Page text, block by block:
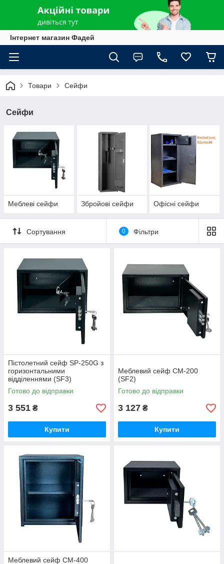
Інтернет магазин Фадей
Товари Сейфи
Сейфи
Меблеві сейфи Збройові сейфи Офісні сейфи
Сортування 0 Фільтри
Пістолетний сейф SP-250G з
горизонтальними
відділеннями (SF3)
Готово до відправки
3 551 ₴
Купити
Меблевий сейф СМ-200
(SF2)
Готово до відправки
3 127 ₴
Купити
Меблевий сейф СМ-400